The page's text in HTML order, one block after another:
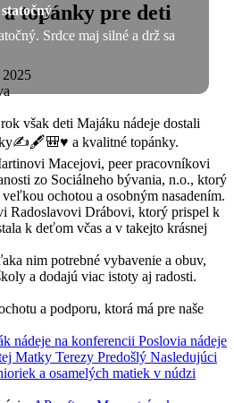
Srdce maj silné a drž sa
topánky pre deti
2025
však deti Majáku nádeje dostali
a kvalitné topánky.
Macejovi, peer pracovníkovi
zo Sociálneho bývania, n.o., ktorý
ochotou a osobným nasadením.
Radoslavovi Drábovi, ktorý prispel k
k deťom včas a v takejto krásnej
nim potrebné vybavenie a obuv,
a dodajú viac istoty aj radosti.
a podporu, ktorá má pre naše
nádeje na konferencii Poslovia nádeje
Matky Terezy Predošlý Nasledujúci
a osamelých matiek v núdzi